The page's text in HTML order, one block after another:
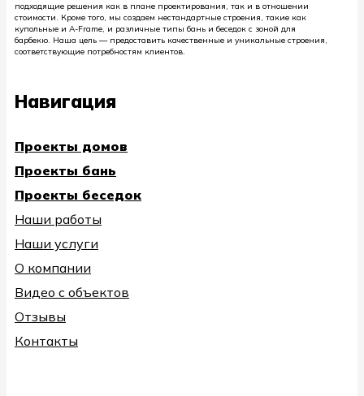
подходящие решения как в плане проектирования, так и в отношении
стоимости. Кроме того, мы создаем нестандартные строения, такие как
купольные и A-Frame, и различные типы бань и беседок с зоной для
барбекю. Наша цель — предоставить качественные и уникальные строения,
соответствующие потребностям клиентов.
Навигация
Проекты домов
Проекты бань
Проекты беседок
Наши работы
Наши услуги
О компании
Видео с объектов
Отзывы
Контакты